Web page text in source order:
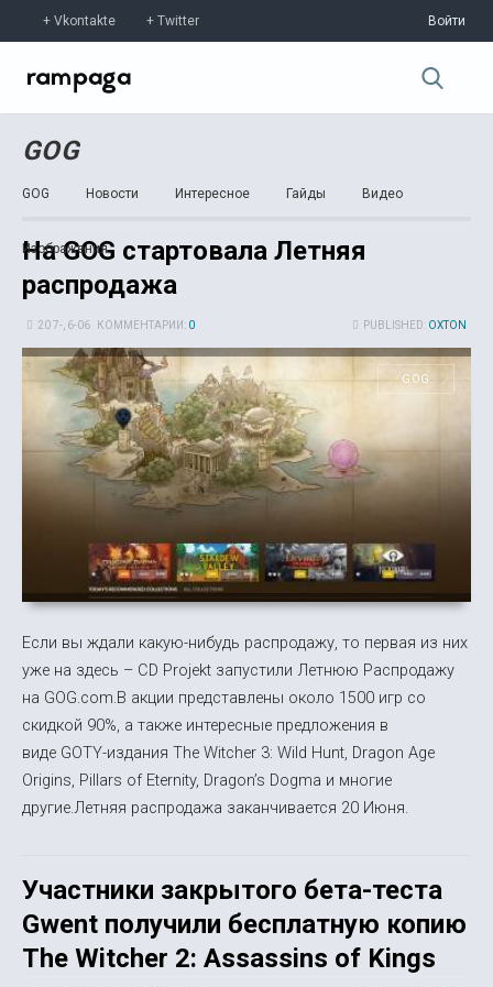
Vkontakte Twitter Войти
GOG
GOG Новости Интересное Гайды Видео
Изображения
На GOG стартовала Летняя
распродажа
PUBLISHED: OXTON
20 7-, 6-06 КОММЕНТАРИИ: 0
GOG
Если вы ждали какую-нибудь распродажу, то первая из них
уже на здесь – CD Projekt запустили Летнюю Распродажу
на GOG.com.В акции представлены около 1500 игр со
скидкой 90%, а также интересные предложения в
виде GOTY-издания The Witcher 3: Wild Hunt, Dragon Age
Origins, Pillars of Eternity, Dragon’s Dogma и многие
другие.Летняя распродажа заканчивается 20 Июня.
Участники закрытого бета-теста
Gwent получили бесплатную копию
The Witcher 2: Assassins of Kings